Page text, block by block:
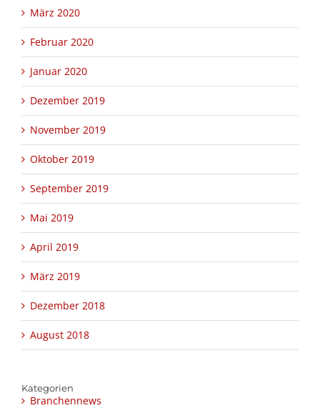
März 2020
Februar 2020
Januar 2020
Dezember 2019
November 2019
Oktober 2019
September 2019
Mai 2019
April 2019
März 2019
Dezember 2018
August 2018
Kategorien
Branchennews